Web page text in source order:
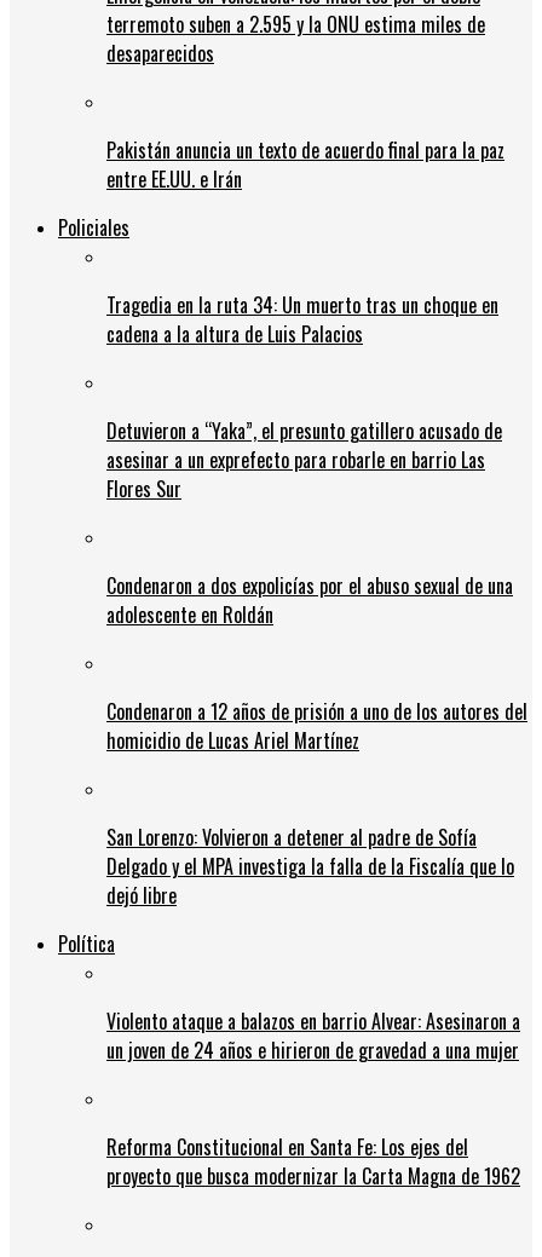
terremoto suben a 2.595 y la ONU estima miles de
desaparecidos
Pakistán anuncia un texto de acuerdo final para la paz
entre EE.UU. e Irán
Policiales
Tragedia en la ruta 34: Un muerto tras un choque en
cadena a la altura de Luis Palacios
Detuvieron a “Yaka”, el presunto gatillero acusado de
asesinar a un exprefecto para robarle en barrio Las
Flores Sur
Condenaron a dos expolicías por el abuso sexual de una
adolescente en Roldán
Condenaron a 12 años de prisión a uno de los autores del
homicidio de Lucas Ariel Martínez
San Lorenzo: Volvieron a detener al padre de Sofía
Delgado y el MPA investiga la falla de la Fiscalía que lo
dejó libre
Política
Violento ataque a balazos en barrio Alvear: Asesinaron a
un joven de 24 años e hirieron de gravedad a una mujer
Reforma Constitucional en Santa Fe: Los ejes del
proyecto que busca modernizar la Carta Magna de 1962